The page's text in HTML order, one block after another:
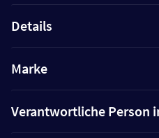
Details
Marke
Verantwortliche Person